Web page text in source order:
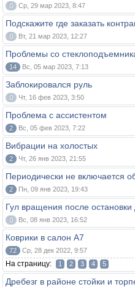
0 Ср, 29 мар 2023, 8:47
Подскажите где заказать
0 Вт, 21 мар 2023, 12:27
Проблемы со
14 Вс, 05 мар 2023, 7:13
Заблокировался руль
0 Чт, 16 фев 2023, 3:50
Проблема с ассистентом
2 Вс, 05 фев 2023, 7:22
Вибрации на холостых
2 Чт, 26 янв 2023, 21:55
Периодически не включается
2 Пн, 09 янв 2023, 19:43
Гул вращения после остановки
0 Вс, 08 янв 2023, 16:52
Коврики в салон А7
72 Ср, 28 дек 2022, 9:57
На страницу: 1 2 3 4 5
Дребезг в районе стойки и